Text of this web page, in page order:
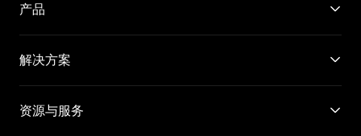
产品
解决方案
资源与服务